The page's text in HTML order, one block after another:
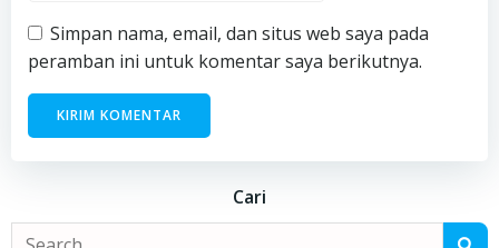
Simpan nama, email, dan situs web saya pada
peramban ini untuk komentar saya berikutnya.
Cari
Search